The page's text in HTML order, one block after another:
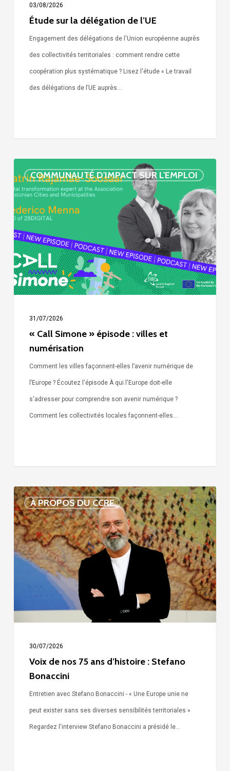
03/08/2026
Étude sur la délégation de l’UE
Engagement des délégations de l'Union européenne auprès
des collectivités territoriales : comment rendre cette
coopération plus systématique ? Lisez l'étude « Le travail
des délégations de l’UE auprès…
COMMUNAUTÉ D'IMPACT SUR L'EMPLOI
Simone »
épisode
:
villes
et
numérisation
31/07/2026
« Call Simone » épisode : villes et
numérisation
Comment les villes façonnent-elles l’avenir numérique de
l’Europe ? Écoutez l'épisode À qui l'Europe doit-elle
s'adresser pour comprendre son avenir numérique ?
Comment les collectivités locales façonnent-elles…
À PROPOS DU CCRE
Voix
de
nos
75
ans
d’histoire
Stefano
Bonaccini
30/07/2026
Voix de nos 75 ans d’histoire : Stefano
Bonaccini
Entretien avec Stefano Bonaccini - « Une Europe unie ne
peut exister sans ses diverses sensibilités territoriales »
Regardez l'interview Stefano Bonaccini a présidé le…